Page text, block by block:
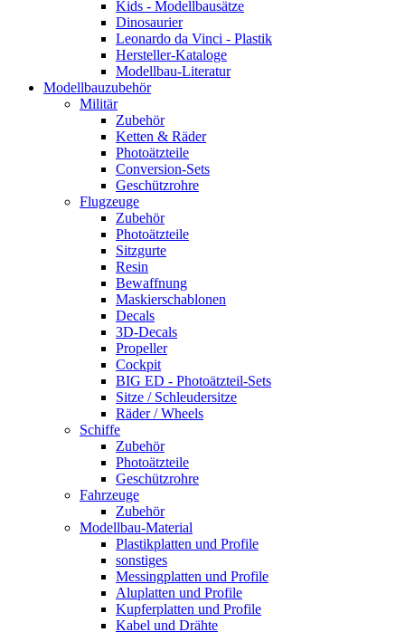
Kids - Modellbausätze
Dinosaurier
Leonardo da Vinci - Plastik
Hersteller-Kataloge
Modellbau-Literatur
Modellbauzubehör
Militär
Zubehör
Ketten & Räder
Photoätzteile
Conversion-Sets
Geschützrohre
Flugzeuge
Zubehör
Photoätzteile
Sitzgurte
Resin
Bewaffnung
Maskierschablonen
Decals
3D-Decals
Propeller
Cockpit
BIG ED - Photoätzteil-Sets
Sitze / Schleudersitze
Räder / Wheels
Schiffe
Zubehör
Photoätzteile
Geschützrohre
Fahrzeuge
Zubehör
Modellbau-Material
Plastikplatten und Profile
sonstiges
Messingplatten und Profile
Aluplatten und Profile
Kupferplatten und Profile
Kabel und Drähte